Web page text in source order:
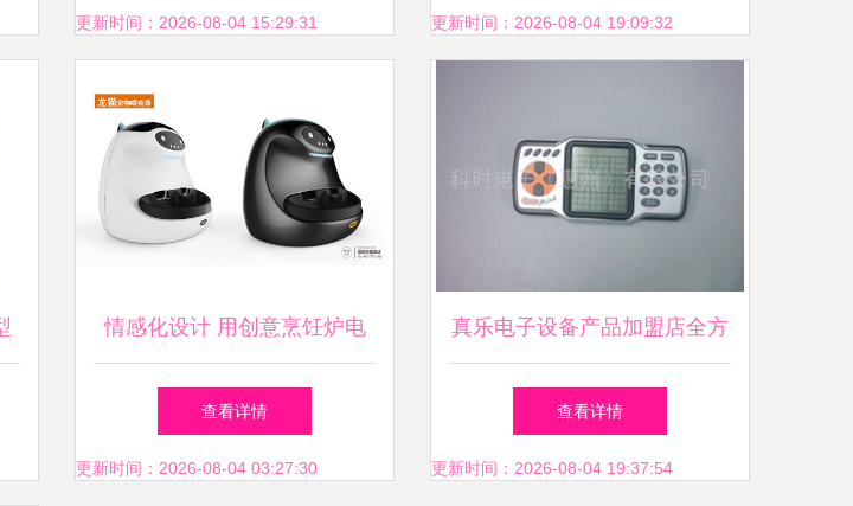
面解析
更新时间：2026-08-04 15:29:31 更新时间：2026-08-04 19:09:32
情感化设计 用创意烹饪炉电
子锅的惊艳体验
查看详情
更新时间：2026-08-04 03:27:30
真乐电子设备产品加盟店全方
位解析 产品、形象与市场前
景不容错过
查看详情
更新时间：2026-08-04 19:37:54